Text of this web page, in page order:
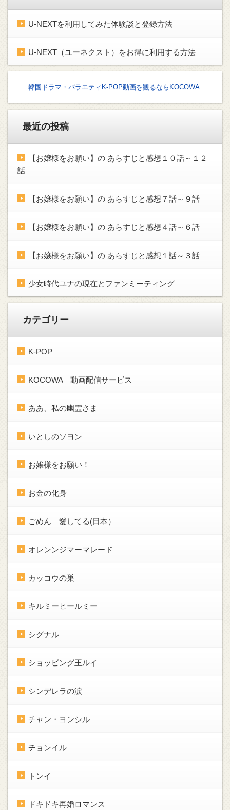
U-NEXTを利用してみた体験談と登録方法
U-NEXT（ユーネクスト）をお得に利用する方法
韓国ドラマ・バラエティK-POP動画を観るならKOCOWA
最近の投稿
【お嬢様をお願い】の あらすじと感想１０話～１２
話
【お嬢様をお願い】の あらすじと感想７話～９話
【お嬢様をお願い】の あらすじと感想４話～６話
【お嬢様をお願い】の あらすじと感想１話～３話
少女時代ユナの現在とファンミーティング
カテゴリー
K-POP
KOCOWA 動画配信サービス
ああ、私の幽霊さま
いとしのソヨン
お嬢様をお願い！
お金の化身
ごめん 愛してる(日本）
オレンンジマーマレード
カッコウの巣
キルミーヒールミー
シグナル
ショッピング王ルイ
シンデレラの涙
チャン・ヨンシル
チョンイル
トンイ
ドキドキ再婚ロマンス